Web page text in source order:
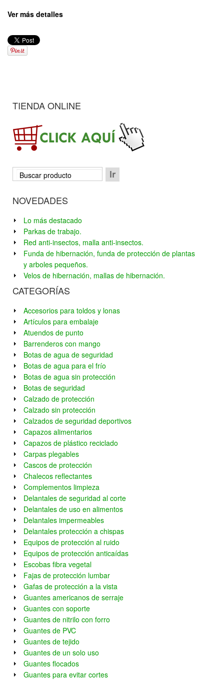
Ver más detalles
TIENDA ONLINE
NOVEDADES
Lo más destacado
Parkas de trabajo.
Red anti-insectos, malla anti-insectos.
Funda de hibernación, funda de protección de plantas
y arboles pequeños.
Velos de hibernación, mallas de hibernación.
CATEGORÍAS
Accesorios para toldos y lonas
Artículos para embalaje
Atuendos de punto
Barrenderos con mango
Botas de agua de seguridad
Botas de agua para el frío
Botas de agua sin protección
Botas de seguridad
Calzado de protección
Calzado sin protección
Calzados de seguridad deportivos
Capazos alimentarios
Capazos de plástico reciclado
Carpas plegables
Cascos de protección
Chalecos reflectantes
Complementos limpieza
Delantales de seguridad al corte
Delantales de uso en alimentos
Delantales impermeables
Delantales protección a chispas
Equipos de protección al ruido
Equipos de protección anticaídas
Escobas fibra vegetal
Fajas de protección lumbar
Gafas de protección a la vista
Guantes americanos de serraje
Guantes con soporte
Guantes de nitrilo con forro
Guantes de PVC
Guantes de tejido
Guantes de un solo uso
Guantes flocados
Guantes para evitar cortes